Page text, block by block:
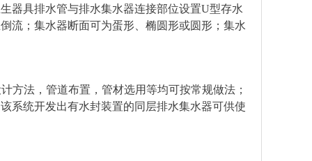
器具排水管与排水集水器连接部位设置U型存水
流；集水器断面可为蛋形、椭圆形或圆形；集水
方法，管道布置，管材选用等均可按常规做法；
系统开发出有水封装置的同层排水集水器可供使